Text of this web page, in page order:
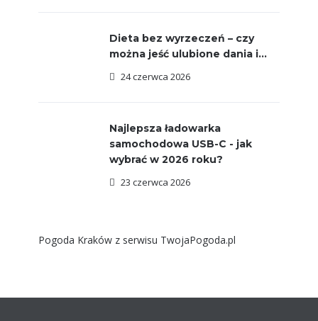
Dieta bez wyrzeczeń – czy
można jeść ulubione dania i...
24 czerwca 2026
Najlepsza ładowarka
samochodowa USB-C - jak
wybrać w 2026 roku?
23 czerwca 2026
Pogoda Kraków z serwisu TwojaPogoda.pl